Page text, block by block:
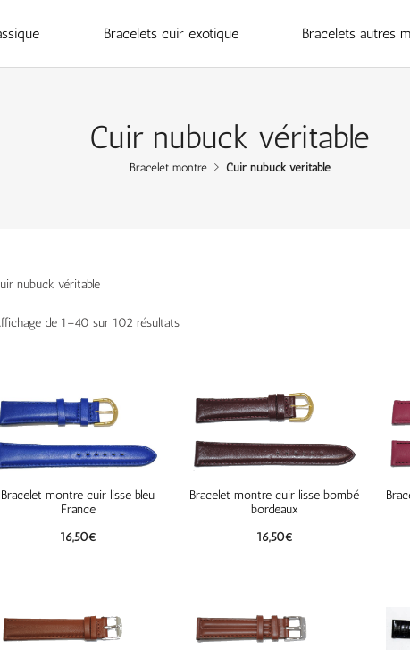
Bracelets cuir exotique Bracelets autres
Cuir nubuck véritable
Bracelet montre Cuir nubuck véritable
nubuck véritable
de 1–40 sur 102 résultats
Bracelet montre cuir lisse bleu
France
16,50€
Bracelet montre cuir lisse bombé
bordeaux
16,50€